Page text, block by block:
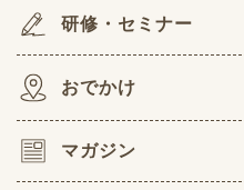
研修・セミナー
おでかけ
マガジン